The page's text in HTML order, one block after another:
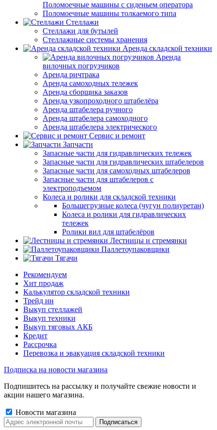
Поломоечные машины с сиденьем оператора
Поломоечные машины толкаемого типа
Стеллажи
Стеллажи для бутылей
Стеллажные системы хранения
Аренда складской техники
Аренда
вилочных погрузчиков
Аренда ричтрака
Аренда самоходных тележек
Аренда сборщика заказов
Аренда узкопроходного штабелёра
Аренда штабелера ручного
Аренда штабелера самоходного
Аренда штабелера электрического
Сервис и ремонт
Запчасти
Запасные части для гидравлических тележек
Запасные части для гидравлических штабелеров
Запасные части для самоходных штабелеров
Запасные части для штабелеров с
электроподъемом
Колеса и ролики для складской техники
Большегрузные колеса (чугун полиуретан)
Колеса и ролики для гидравлических
тележек
Ролики вил для штабелёров
Лестницы и стремянки
Паллетоупаковщики
Тягачи
Рекомендуем
Хит продаж
Калькулятор складской техники
Трейд ин
Выкуп стеллажей
Выкуп техники
Выкуп тяговых АКБ
Кредит
Рассрочка
Перевозка и эвакуация складской техники
Подписка на новости магазина
Подпишитесь на рассылку и получайте свежие новости и
акции нашего магазина.
Новости магазина